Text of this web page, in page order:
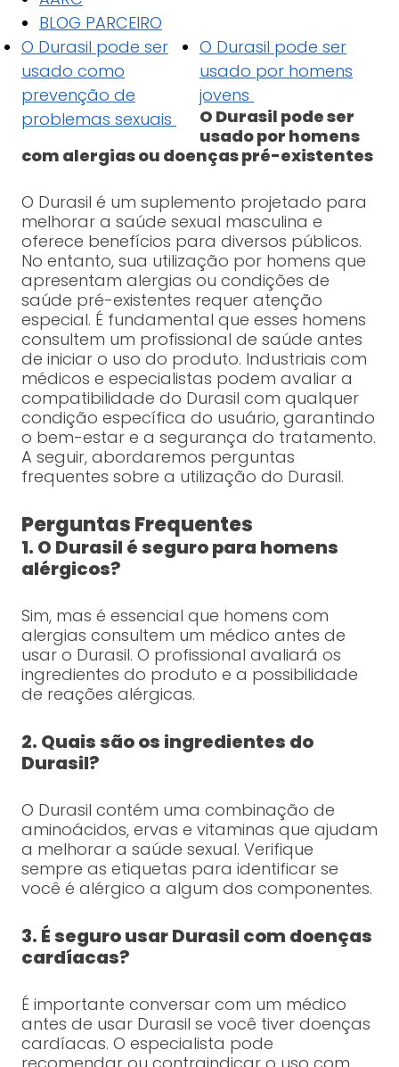
BLOG PARCEIRO
O Durasil pode ser
usado como
prevenção de
problemas sexuais
O Durasil pode ser
usado por homens
jovens
O Durasil pode ser
usado por homens
com alergias ou doenças pré-existentes
O Durasil é um suplemento projetado para
melhorar a saúde sexual masculina e
oferece benefícios para diversos públicos.
No entanto, sua utilização por homens que
apresentam alergias ou condições de
saúde pré-existentes requer atenção
especial. É fundamental que esses homens
consultem um profissional de saúde antes
de iniciar o uso do produto. Industriais com
médicos e especialistas podem avaliar a
compatibilidade do Durasil com qualquer
condição específica do usuário, garantindo
o bem-estar e a segurança do tratamento.
A seguir, abordaremos perguntas
frequentes sobre a utilização do Durasil.
Perguntas Frequentes
1. O Durasil é seguro para homens
alérgicos?
Sim, mas é essencial que homens com
alergias consultem um médico antes de
usar o Durasil. O profissional avaliará os
ingredientes do produto e a possibilidade
de reações alérgicas.
2. Quais são os ingredientes do
Durasil?
O Durasil contém uma combinação de
aminoácidos, ervas e vitaminas que ajudam
a melhorar a saúde sexual. Verifique
sempre as etiquetas para identificar se
você é alérgico a algum dos componentes.
3. É seguro usar Durasil com doenças
cardíacas?
É importante conversar com um médico
antes de usar Durasil se você tiver doenças
cardíacas. O especialista pode